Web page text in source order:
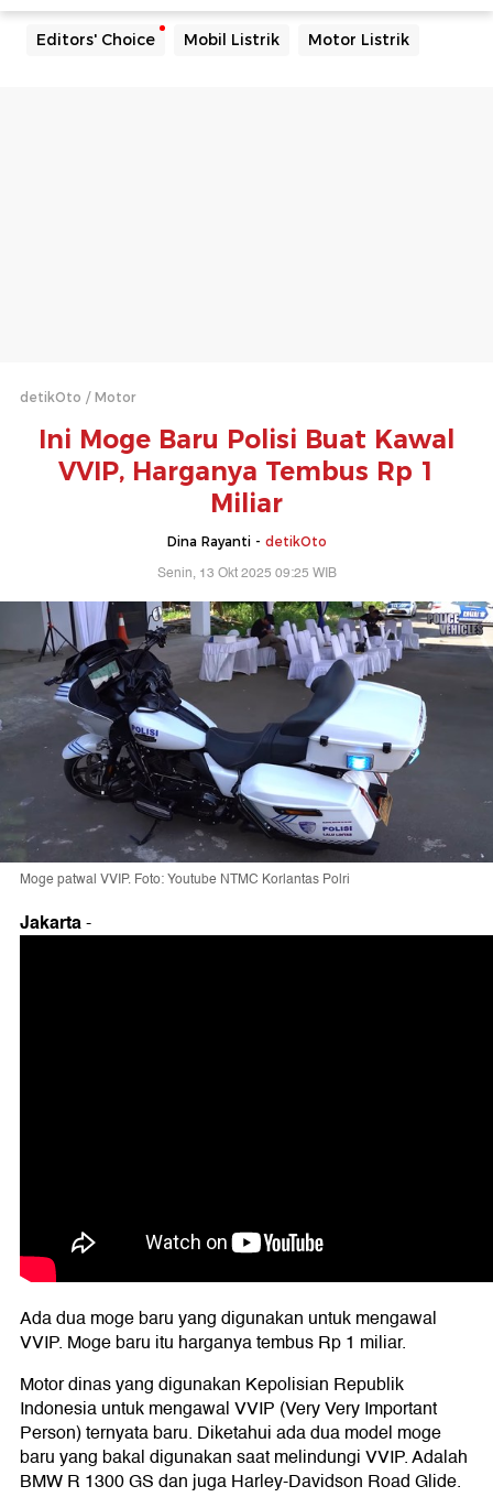
Editors' Choice Mobil Listrik Motor Listrik
detikOto Motor
Ini Moge Baru Polisi Buat Kawal
VVIP, Harganya Tembus Rp 1
Miliar
Dina Rayanti - detikOto
Senin, 13 Okt 2025 09:25 WIB
Moge patwal VVIP. Foto: Youtube NTMC Korlantas Polri
Jakarta-
Ada dua moge baru yang digunakan untuk mengawal
VVIP. Moge baru itu harganya tembus Rp 1 miliar.
Motor dinas yang digunakan Kepolisian Republik
Indonesia untuk mengawal VVIP (Very Very Important
Person) ternyata baru. Diketahui ada dua model moge
baru yang bakal digunakan saat melindungi VVIP. Adalah
BMW R 1300 GS dan juga Harley-Davidson Road Glide.